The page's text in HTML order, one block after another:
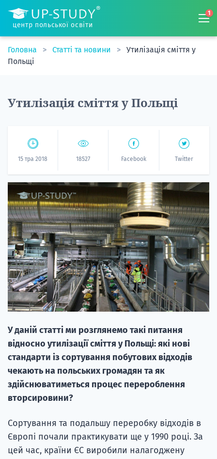
центр польської освіти
1
Головна Статті та новини
Утилізація сміття у
Польщі
Утилізація сміття у Польщі
15 тра 2018 18527 Facebook Twitter
У даній статті ми розглянемо такі питання
відносно утилізації сміття у Польщі: які нові
стандарти із сортування побутових відходів
чекають на польських громадян та як
здійснюватиметься процес перероблення
вторсировини?
Сортування та подальшу переробку відходів в
Європі почали практикувати ще у 1990 році. За
цей час, країни ЄС виробили налагоджену
НАБІР
вступ на